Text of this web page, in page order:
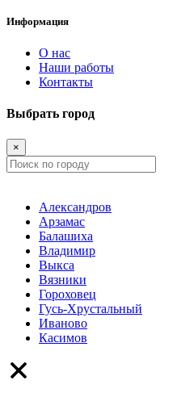
Информация
О нас
Наши работы
Контакты
Выбрать город
×
Александров
Арзамас
Балашиха
Владимир
Выкса
Вязники
Гороховец
Гусь-Хрустальный
Иваново
Касимов